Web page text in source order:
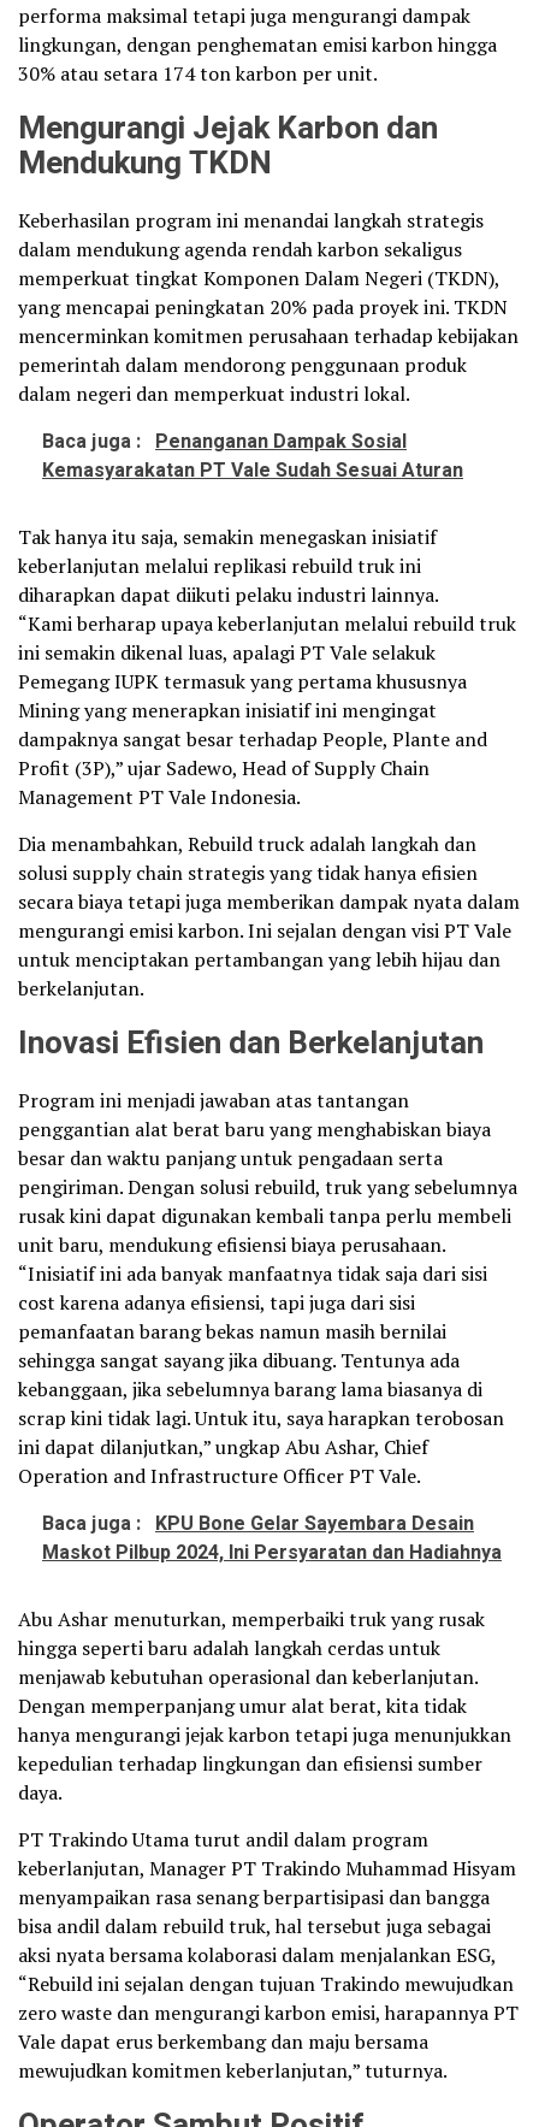
performa maksimal tetapi juga mengurangi dampak
lingkungan, dengan penghematan emisi karbon hingga
30% atau setara 174 ton karbon per unit.
Mengurangi Jejak Karbon dan
Mendukung TKDN
Keberhasilan program ini menandai langkah strategis
dalam mendukung agenda rendah karbon sekaligus
memperkuat tingkat Komponen Dalam Negeri (TKDN),
yang mencapai peningkatan 20% pada proyek ini. TKDN
mencerminkan komitmen perusahaan terhadap kebijakan
pemerintah dalam mendorong penggunaan produk
dalam negeri dan memperkuat industri lokal.
Baca juga : Penanganan Dampak Sosial
Kemasyarakatan PT Vale Sudah Sesuai Aturan
Tak hanya itu saja, semakin menegaskan inisiatif
keberlanjutan melalui replikasi rebuild truk ini
diharapkan dapat diikuti pelaku industri lainnya.
“Kami berharap upaya keberlanjutan melalui rebuild truk
ini semakin dikenal luas, apalagi PT Vale selakuk
Pemegang IUPK termasuk yang pertama khususnya
Mining yang menerapkan inisiatif ini mengingat
dampaknya sangat besar terhadap People, Plante and
Profit (3P),” ujar Sadewo, Head of Supply Chain
Management PT Vale Indonesia.
Dia menambahkan, Rebuild truck adalah langkah dan
solusi supply chain strategis yang tidak hanya efisien
secara biaya tetapi juga memberikan dampak nyata dalam
mengurangi emisi karbon. Ini sejalan dengan visi PT Vale
untuk menciptakan pertambangan yang lebih hijau dan
berkelanjutan.
Inovasi Efisien dan Berkelanjutan
Program ini menjadi jawaban atas tantangan
penggantian alat berat baru yang menghabiskan biaya
besar dan waktu panjang untuk pengadaan serta
pengiriman. Dengan solusi rebuild, truk yang sebelumnya
rusak kini dapat digunakan kembali tanpa perlu membeli
unit baru, mendukung efisiensi biaya perusahaan.
“Inisiatif ini ada banyak manfaatnya tidak saja dari sisi
cost karena adanya efisiensi, tapi juga dari sisi
pemanfaatan barang bekas namun masih bernilai
sehingga sangat sayang jika dibuang. Tentunya ada
kebanggaan, jika sebelumnya barang lama biasanya di
scrap kini tidak lagi. Untuk itu, saya harapkan terobosan
ini dapat dilanjutkan,” ungkap Abu Ashar, Chief
Operation and Infrastructure Officer PT Vale.
Baca juga : KPU Bone Gelar Sayembara Desain
Maskot Pilbup 2024, Ini Persyaratan dan Hadiahnya
Abu Ashar menuturkan, memperbaiki truk yang rusak
hingga seperti baru adalah langkah cerdas untuk
menjawab kebutuhan operasional dan keberlanjutan.
Dengan memperpanjang umur alat berat, kita tidak
hanya mengurangi jejak karbon tetapi juga menunjukkan
kepedulian terhadap lingkungan dan efisiensi sumber
daya.
PT Trakindo Utama turut andil dalam program
keberlanjutan, Manager PT Trakindo Muhammad Hisyam
menyampaikan rasa senang berpartisipasi dan bangga
bisa andil dalam rebuild truk, hal tersebut juga sebagai
aksi nyata bersama kolaborasi dalam menjalankan ESG,
“Rebuild ini sejalan dengan tujuan Trakindo mewujudkan
zero waste dan mengurangi karbon emisi, harapannya PT
Vale dapat erus berkembang dan maju bersama
mewujudkan komitmen keberlanjutan,” tuturnya.